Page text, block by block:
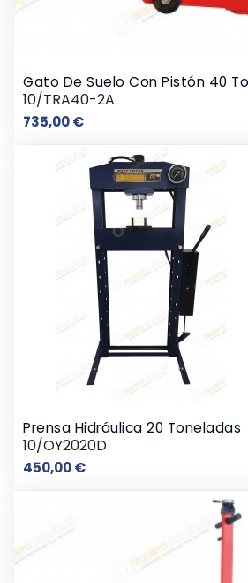
Gato De Suelo Con Pistón 40
10/TRA40-2A
735,00 €Precio
Prensa Hidráulica 20 Toneladas
10/OY2020D
450,00 €Precio